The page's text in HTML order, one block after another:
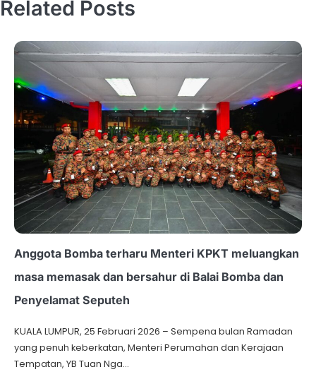
Related Posts
Anggota Bomba terharu Menteri KPKT meluangkan
masa memasak dan bersahur di Balai Bomba dan
Penyelamat Seputeh
KUALA LUMPUR, 25 Februari 2026 – Sempena bulan Ramadan
yang penuh keberkatan, Menteri Perumahan dan Kerajaan
Tempatan, YB Tuan Nga…